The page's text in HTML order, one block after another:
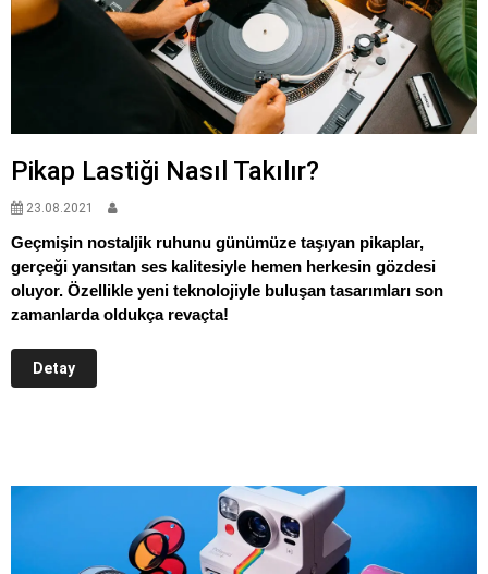
Pikap Lastiği Nasıl Takılır?
23.08.2021
Geçmişin nostaljik ruhunu günümüze taşıyan pikaplar,
gerçeği yansıtan ses kalitesiyle hemen herkesin gözdesi
oluyor. Özellikle yeni teknolojiyle buluşan tasarımları son
zamanlarda oldukça revaçta!
Detay